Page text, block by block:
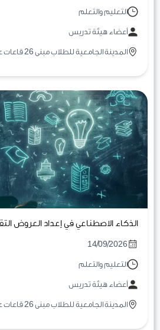
التعليم والتعلم
أعضاء هيئة تدريس
المدينة الجامعية للطلاب مبنى 26 قاعات عمادة تطوير المهارات
الذكاء الاصطناعي في إعداد العروض
14/09/2026
التعليم والتعلم
أعضاء هيئة تدريس
المدينة الجامعية للطلاب مبنى 26 قاعات عمادة تطوير المهارات